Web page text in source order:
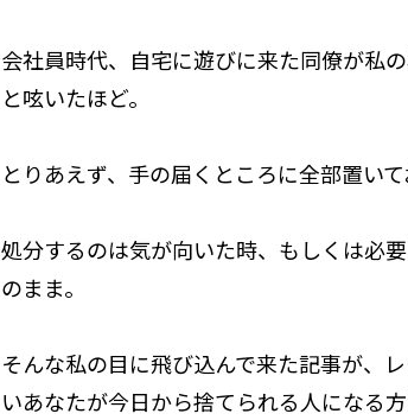
会社員時代、自宅に遊びに来た同僚が私
と呟いたほど。
とりあえず、手の届くところに全部置いて
処分するのは気が向いた時、もしくは必
のまま。
そんな私の目に飛び込んで来た記事が、
いあなたが今日から捨てられる人になる方